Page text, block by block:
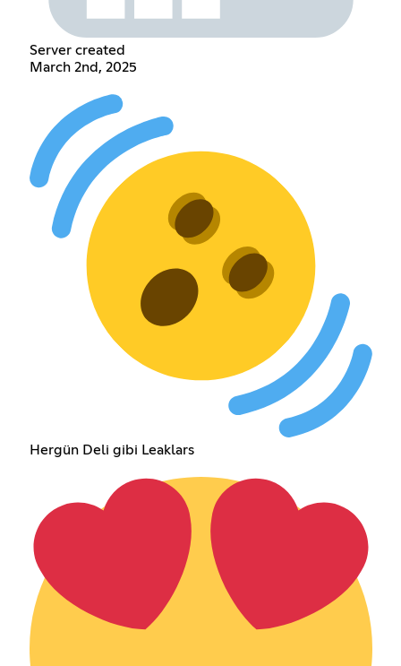
Server created
March 2nd, 2025
Hergün Deli gibi Leaklars